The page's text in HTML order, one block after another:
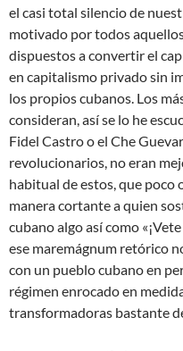
el casi total silencio de
motivado por todos
dispuestos a convertir el
en capitalismo privado sin
los propios cubanos. Los
consideran, así se lo he
Fidel Castro o el Che
revolucionarios, no eran
habitual de estos, que poco
manera cortante a quien
cubano algo así como
ese maremágnum retórico
con un pueblo cubano en
régimen enrocado en
transformadoras bastante